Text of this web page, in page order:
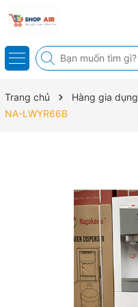
Trang chủ Hàng gia dụng
NA-LWYR66B